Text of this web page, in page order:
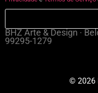
BHZ Arte & Design ·
99295-1279
© 2026